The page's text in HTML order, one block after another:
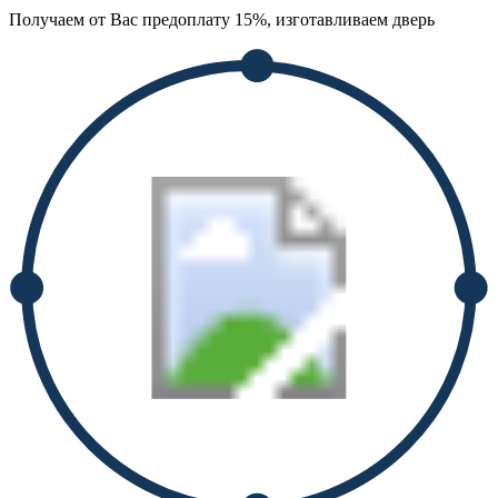
Получаем от Вас предоплату 15%, изготавливаем дверь